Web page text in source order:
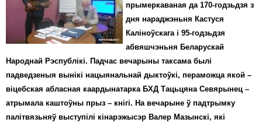
прымеркаваная да 170-годзьдзя з
дня нараджэньня Кастуся
Каліноўскага і 95-годзьдзя
абвяшчэньня Беларускай
Народнай Рэспублікі. Падчас вечарыны таксама былі
падведзеныя вынікі нацыянальнай дыктоўкі, пераможца якой –
віцебская абласная каардынатарка БХД Тацьцяна Севярынец –
атрымала каштоўны прыз – кнігі. На вечарыне ў падтрымку
палітвязьняў выступілі кінарэжысэр Валер Мазынскі, які